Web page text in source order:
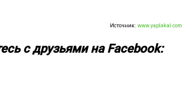
Источник:www.yaplakal.com
с друзьями на Facebook: